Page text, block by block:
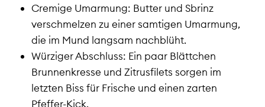
Cremige Umarmung: Butter und Sbrinz
verschmelzen zu einer samtigen Umarmung,
die im Mund langsam nachblüht.
Würziger Abschluss: Ein paar Blättchen
Brunnenkresse und Zitrusfilets sorgen im
letzten Biss für Frische und einen zarten
Pfeffer-Kick.